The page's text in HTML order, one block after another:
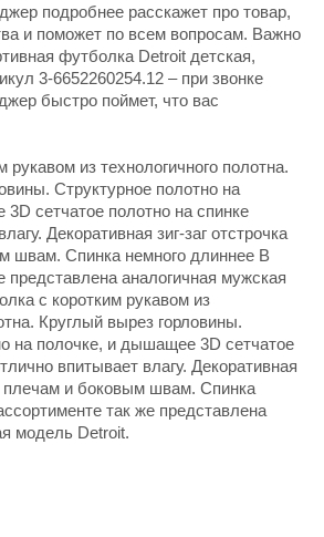
подробнее расскажет про товар,
и поможет по всем вопросам. Важно
футболка Detroit детская,
3-6652260254.12 – при звонке
быстро поймет, что вас
рукавом из технологичного полотна.
Структурное полотно на
сетчатое полотно на спинке
Декоративная зиг-заг отстрочка
швам. Спинка немного длиннее В
представлена аналогичная мужская
с коротким рукавом из
Круглый вырез горловины.
на полочке, и дышащее 3D сетчатое
впитывает влагу. Декоративная
плечам и боковым швам. Спинка
так же представлена
модель Detroit.